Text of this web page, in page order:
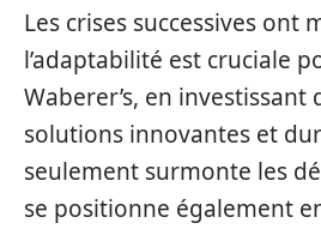
Les crises successives ont
l’adaptabilité est cruciale
Waberer’s, en investissant
solutions innovantes et
seulement surmonte les
se positionne également